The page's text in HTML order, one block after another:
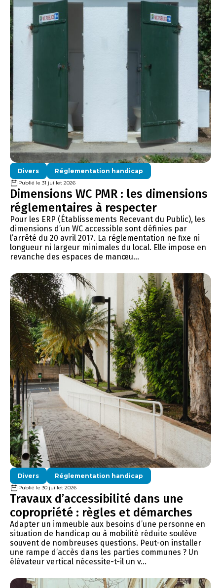
Divers Réglementation handicap
Publié le 31 juillet 2026
Dimensions WC PMR : les dimensions
réglementaires à respecter
Pour les ERP (Établissements Recevant du Public), les
dimensions d’un WC accessible sont définies par
l’arrêté du 20 avril 2017. La réglementation ne fixe ni
longueur ni largeur minimales du local. Elle impose en
revanche des espaces de manœu...
Divers Réglementation handicap
Publié le 30 juillet 2026
Travaux d’accessibilité dans une
copropriété : règles et démarches
Adapter un immeuble aux besoins d’une personne en
situation de handicap ou à mobilité réduite soulève
souvent de nombreuses questions. Peut-on installer
une rampe d’accès dans les parties communes ? Un
élévateur vertical nécessite-t-il un v...